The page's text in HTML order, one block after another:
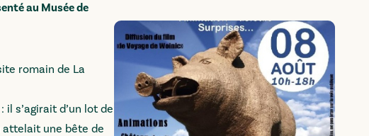
au Musée de
romain de La
s’agirait d’un lot de
attelait une bête de